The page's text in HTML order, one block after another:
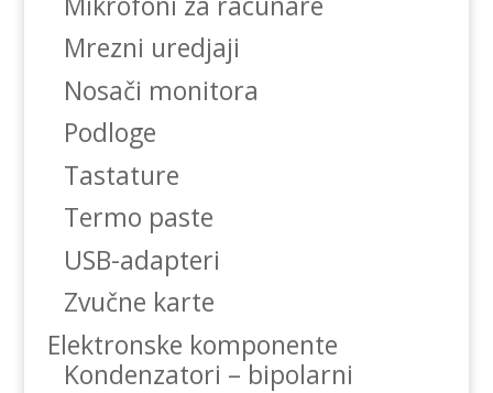
Mrezni uredjaji
Nosači monitora
Podloge
Tastature
Termo paste
USB-adapteri
Zvučne karte
Elektronske komponente
Kondenzatori – bipolarni